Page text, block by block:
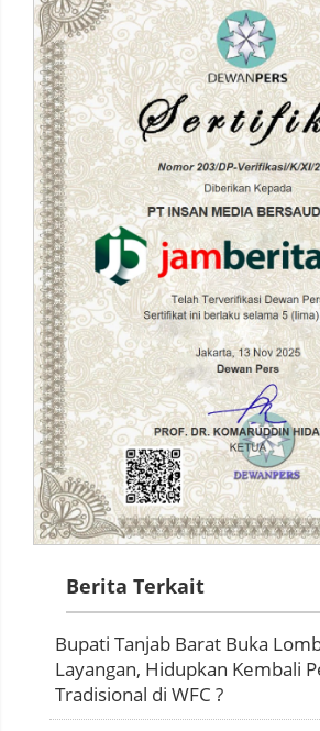
Berita Terkait
Bupati Tanjab Barat Buka
Layangan, Hidupkan Kembali
Tradisional di WFC ?